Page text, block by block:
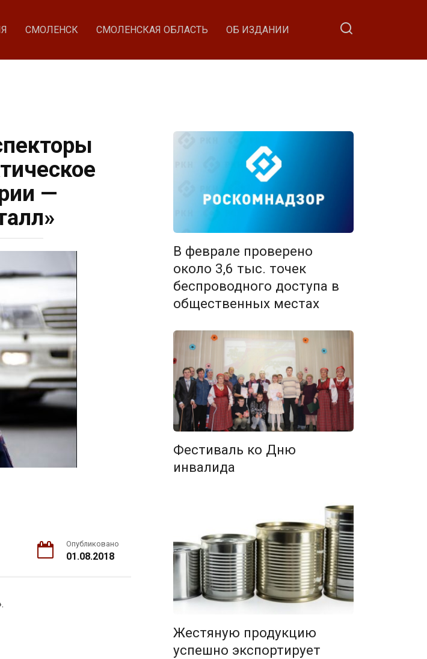
СМОЛЕНСК СМОЛЕНСКАЯ ОБЛАСТЬ ОБ ИЗДАНИИ
—
Опубликовано
01.08.2018
В феврале проверено
около 3,6 тыс. точек
беспроводного доступа в
общественных местах
Фестиваль ко Дню
инвалида
Жестяную продукцию
успешно экспортирует